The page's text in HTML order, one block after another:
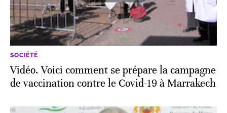
SOCIÉTÉ
Vidéo. Voici comment se prépare la campagne
de vaccination contre le Covid-19 à Marrakech